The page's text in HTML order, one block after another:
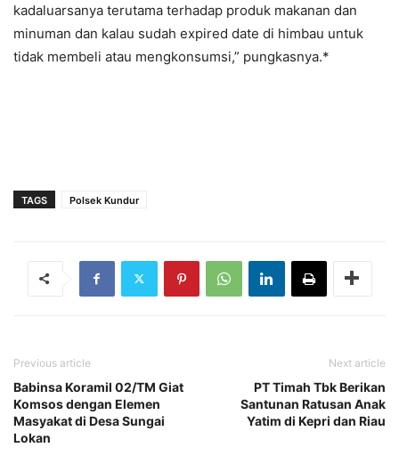
kadaluarsanya terutama terhadap produk makanan dan
minuman dan kalau sudah expired date di himbau untuk
tidak membeli atau mengkonsumsi,” pungkasnya.*
TAGS Polsek Kundur
Previous article
Babinsa Koramil 02/TM Giat
Komsos dengan Elemen
Masyakat di Desa Sungai
Lokan
Next article
PT Timah Tbk Berikan
Santunan Ratusan Anak
Yatim di Kepri dan Riau